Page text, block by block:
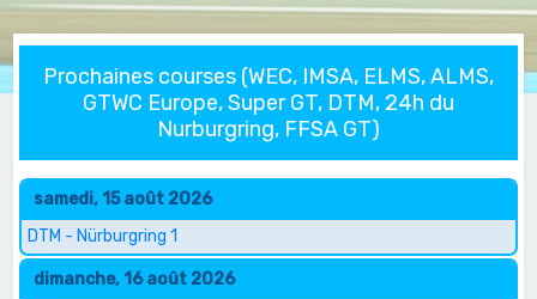
Prochaines courses (WEC, IMSA, ELMS, ALMS,
GTWC Europe, Super GT, DTM, 24h du
Nurburgring, FFSA GT)
samedi, 15 août 2026
DTM - Nürburgring 1
dimanche, 16 août 2026